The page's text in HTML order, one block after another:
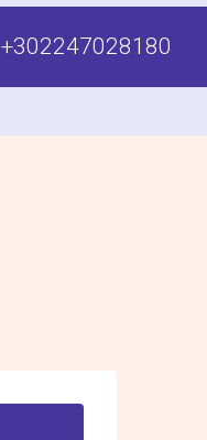
+302247028180